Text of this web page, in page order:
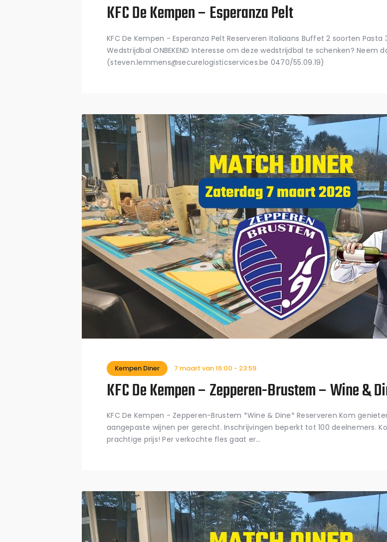
KFC De Kempen – Esperanza Pelt
KFC De Kempen - Esperanza Pelt Reserveren Italiaans Buffet 2 soorten
Wedstrijdbal ONBEKEND Interesse om deze wedstrijdbal te schenken?
(steven.lemmens@securelogisticservices.be 0470/55.09.19)
Kempen Diner 7 maart van 16:00 - 23:59
KFC De Kempen – Zepperen-Brustem – Wine &
KFC De Kempen - Zepperen-Brustem *Wine & Dine* Reserveren Kom
aangepaste wijnen per gerecht. Inschrijvingen beperkt tot 100 deelnemers.
prachtige prijs! Per verkochte fles gaat er…